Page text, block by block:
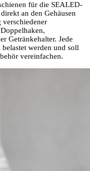
für die SEALED-
an den Gehäusen
Getränkehalter. Jede
werden und soll
vereinfachen.